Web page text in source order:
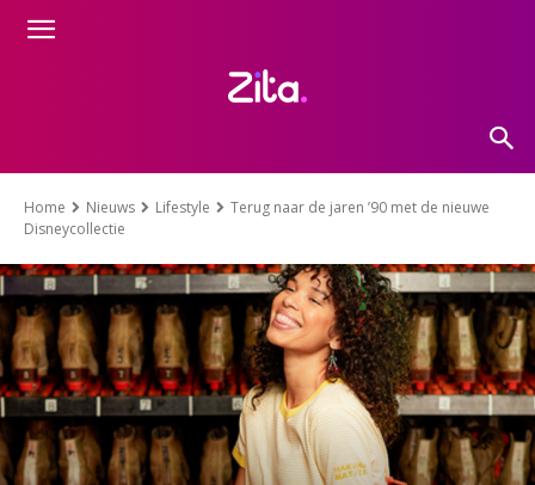
Home Nieuws Lifestyle
Terug naar de jaren ’90 met de nieuwe
Disneycollectie